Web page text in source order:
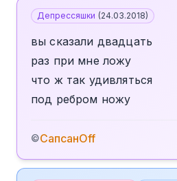
Депрессяшки (24.03.2018)
вы сказали двадцать
раз при мне ложу
что ж так удивляться
под ребром ножу
©СапсанOff